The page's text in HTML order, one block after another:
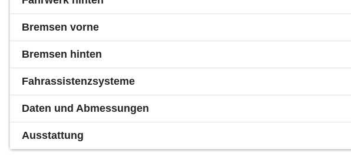
Bremsen vorne
Bremsen hinten
Fahrassistenzsysteme
Daten und Abmessungen
Ausstattung